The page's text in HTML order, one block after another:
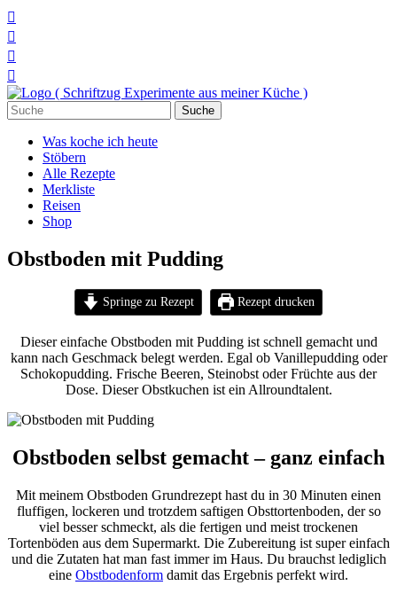




Suchen
nach:
Was koche ich heute
Stöbern
Alle Rezepte
Merkliste
Reisen
Shop
Obstboden mit Pudding
Springe zu Rezept Rezept drucken
Dieser einfache Obstboden mit Pudding ist schnell gemacht und
kann nach Geschmack belegt werden. Egal ob Vanillepudding oder
Schokopudding. Frische Beeren, Steinobst oder Früchte aus der
Dose. Dieser Obstkuchen ist ein Allroundtalent.
Obstboden selbst gemacht – ganz einfach
Mit meinem Obstboden Grundrezept hast du in 30 Minuten einen
fluffigen, lockeren und trotzdem saftigen Obsttortenboden, der so
viel besser schmeckt, als die fertigen und meist trockenen
Tortenböden aus dem Supermarkt. Die Zubereitung ist super einfach
und die Zutaten hat man fast immer im Haus. Du brauchst lediglich
eine Obstbodenform damit das Ergebnis perfekt wird.